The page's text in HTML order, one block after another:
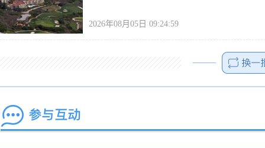
2026年08月05日 09:24:59